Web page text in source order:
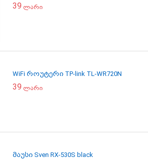
39 ლარი
WiFi როუტერი TP-link TL-WR720N
39 ლარი
მაუსი Sven RX-530S black